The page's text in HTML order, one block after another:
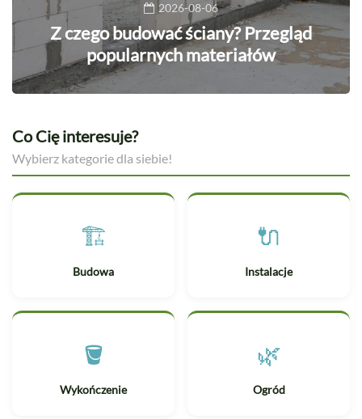
2026-08-06
Z czego budować ściany? Przegląd
popularnych materiałów
Co Cię interesuje?
Wybierz kategorie dla siebie!
🏗️
Budowa
🔌
Instalacje
🪣
Wykończenie
🌿
Ogród